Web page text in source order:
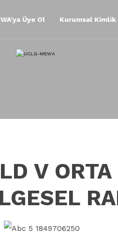
Üye Ol Kurumsal Kimlik
V